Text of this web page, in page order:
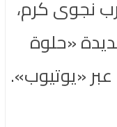
نجوى كرم،
«حلوة
«يوتيوب».